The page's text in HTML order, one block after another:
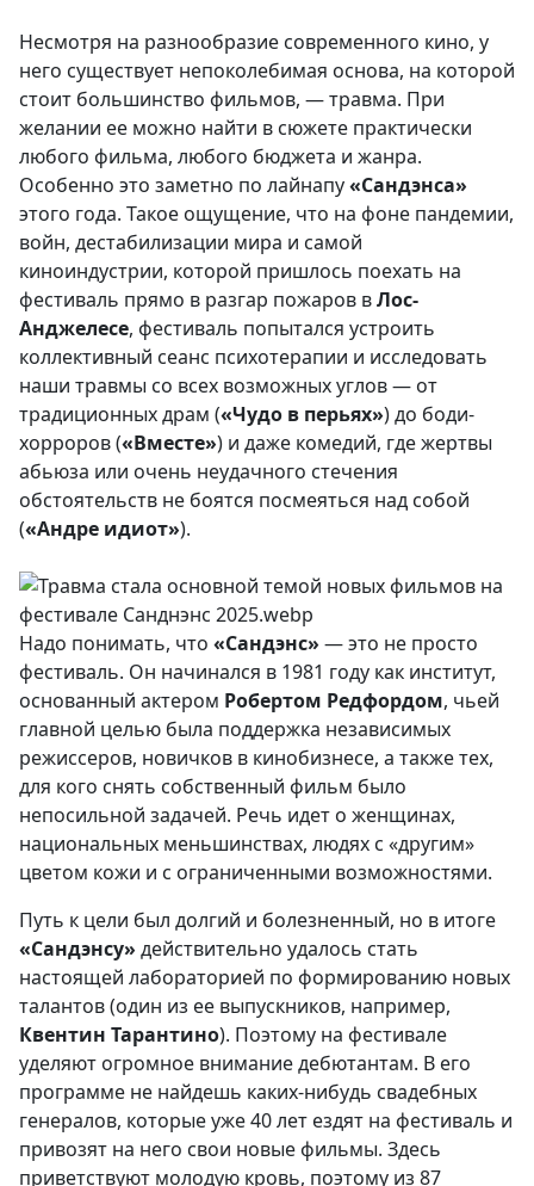
Несмотря на разнообразие современного кино, у
него существует непоколебимая основа, на которой
стоит большинство фильмов, — травма. При
желании ее можно найти в сюжете практически
любого фильма, любого бюджета и жанра.
Особенно это заметно по лайнапу«Сандэнса»
этого года. Такое ощущение, что на фоне пандемии,
войн, дестабилизации мира и самой
киноиндустрии, которой пришлось поехать на
фестиваль прямо в разгар пожаров вЛос-
Анджелесе, фестиваль попытался устроить
коллективный сеанс психотерапии и исследовать
наши травмы со всех возможных углов — от
традиционных драм («Чудо в перьях») до боди-
хорроров («Вместе») и даже комедий, где жертвы
абьюза или очень неудачного стечения
обстоятельств не боятся посмеяться над собой
(«Андре идиот»).
Надо понимать, что «Сандэнс» — это не просто
фестиваль. Он начинался в 1981 году как институт,
основанный актером Робертом Редфордом, чьей
главной целью была поддержка независимых
режиссеров, новичков в кинобизнесе, а также тех,
для кого снять собственный фильм было
непосильной задачей. Речь идет о женщинах,
национальных меньшинствах, людях с «другим»
цветом кожи и с ограниченными возможностями.
Путь к цели был долгий и болезненный, но в итоге
«Сандэнсу» действительно удалось стать
настоящей лабораторией по формированию новых
талантов (один из ее выпускников, например,
Квентин Тарантино). Поэтому на фестивале
уделяют огромное внимание дебютантам. В его
программе не найдешь каких-нибудь свадебных
генералов, которые уже 40 лет ездят на фестиваль и
привозят на него свои новые фильмы. Здесь
приветствуют молодую кровь, поэтому из 87